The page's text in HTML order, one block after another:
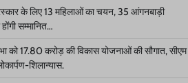
के लिए 13 महिलाओं का चयन, 35 आंगनबाड़ी
होंगी सम्मानित…
को 17.80 करोड़ की विकास योजनाओं की सौगात, सीएम
शिलान्यास.